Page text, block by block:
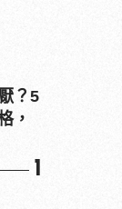
？5
，
1